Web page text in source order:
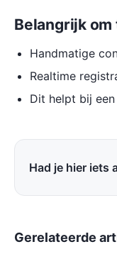
Belangrijk
Handmatige
Realtime
Dit helpt bij
Had je hier iets
Gerelateerde